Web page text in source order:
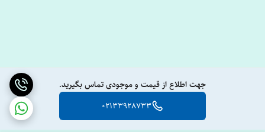
جهت اطلاع از قیمت و موجودی تماس بگیرید.
02133928733